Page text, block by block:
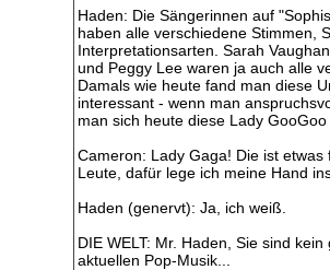
Haden: Die Sängerinnen auf
haben alle verschiedene Stimmen,
Interpretationsarten. Sarah
und Peggy Lee waren ja auch alle
Damals wie heute fand man diese
interessant - wenn man
man sich heute diese Lady GooGoo
Cameron: Lady Gaga! Die ist etwas
Leute, dafür lege ich meine Hand
Haden (genervt): Ja, ich weiß.
DIE WELT: Mr. Haden, Sie sind
aktuellen Pop-Musik...